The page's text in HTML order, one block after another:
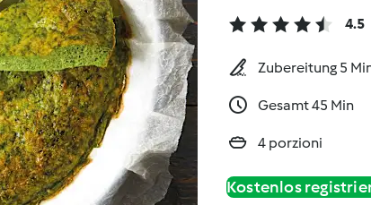
4.5
Zubereitung 5
Gesamt 45 Min
4 porzioni
Kostenlos